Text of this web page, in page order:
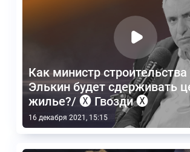
Как министр
Элькин будет сдерживать
жилье?/ 🅧 Гвозди 🅧
16 декабря 2021, 15:15